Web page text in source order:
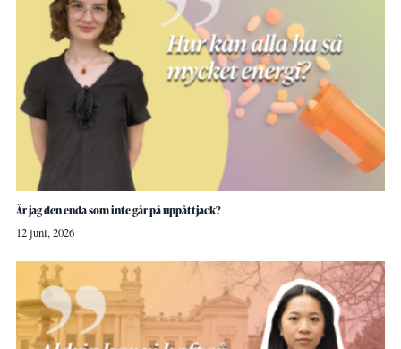
Är jag den enda som inte går på uppåttjack?
12 juni, 2026